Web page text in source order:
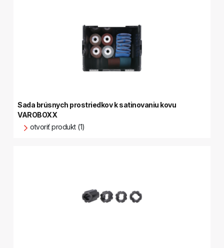
Sada brúsnych prostriedkov k satinovaniu kovu
VAROBOXX
otvoriť produkt (1)